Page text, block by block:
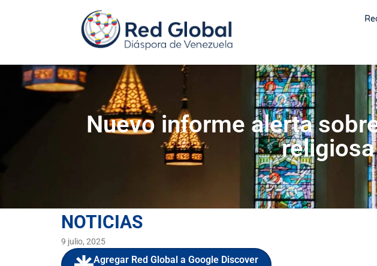
Nuevo informe alerta
NOTICIAS
9 julio, 2025
Agregar Red Global a Google Discover